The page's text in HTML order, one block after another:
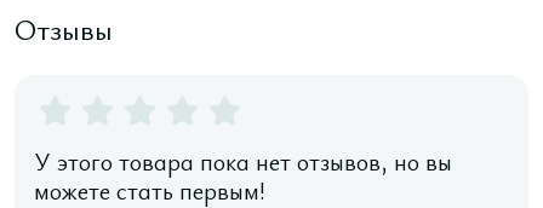
Отзывы
У этого товара пока нет отзывов, но вы
можете стать первым!